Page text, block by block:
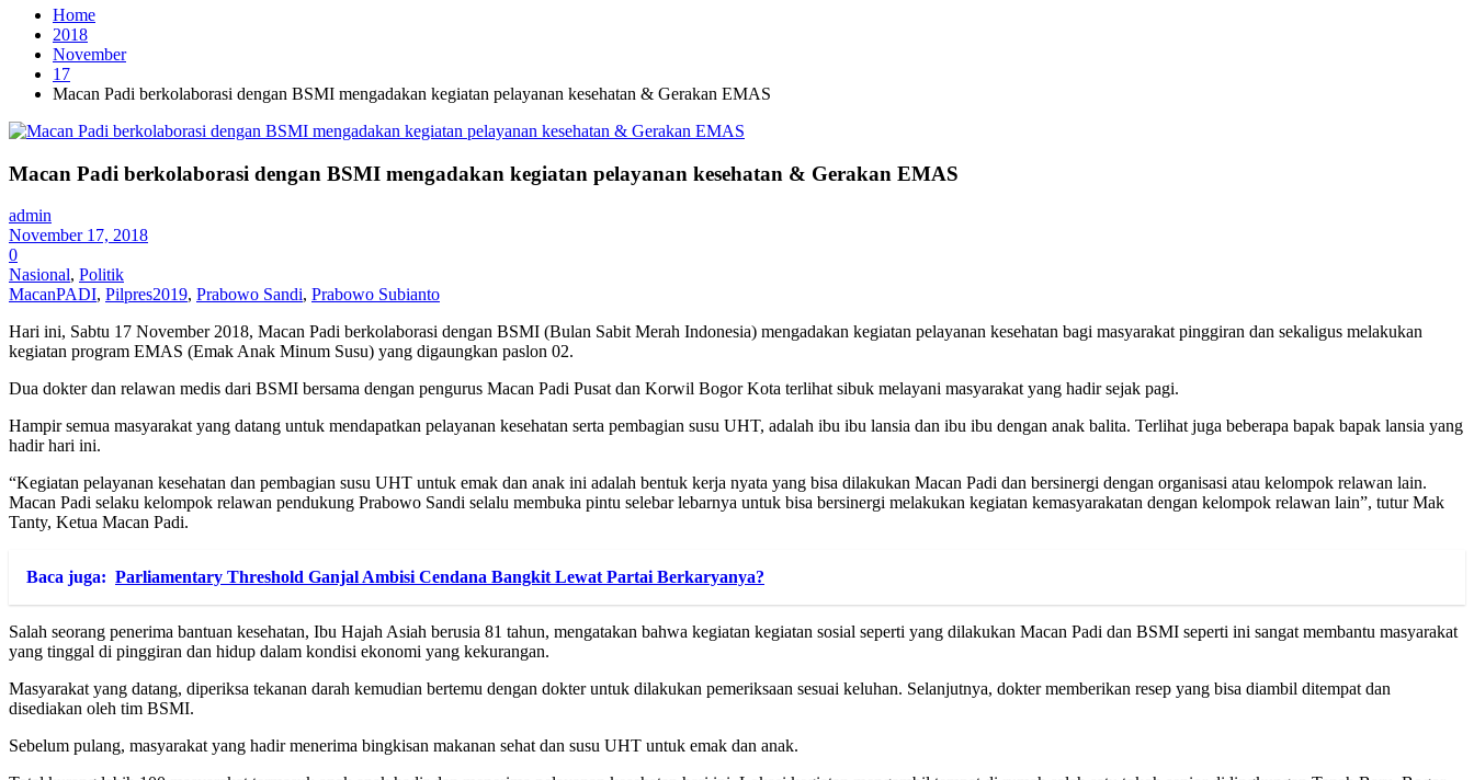
Home
2018
November
17
Macan Padi berkolaborasi dengan BSMI mengadakan kegiatan pelayanan kesehatan & Gerakan EMAS
Macan Padi berkolaborasi dengan BSMI mengadakan kegiatan pelayanan kesehatan & Gerakan EMAS
admin
November 17, 2018
0
Nasional, Politik
MacanPADI, Pilpres2019, Prabowo Sandi, Prabowo Subianto
Hari ini, Sabtu 17 November 2018, Macan Padi berkolaborasi dengan BSMI (Bulan Sabit Merah Indonesia) mengadakan kegiatan pelayanan kesehatan bagi masyarakat pinggiran dan sekaligus melakukan
kegiatan program EMAS (Emak Anak Minum Susu) yang digaungkan paslon 02.
Dua dokter dan relawan medis dari BSMI bersama dengan pengurus Macan Padi Pusat dan Korwil Bogor Kota terlihat sibuk melayani masyarakat yang hadir sejak pagi.
Hampir semua masyarakat yang datang untuk mendapatkan pelayanan kesehatan serta pembagian susu UHT, adalah ibu ibu lansia dan ibu ibu dengan anak balita. Terlihat juga beberapa bapak bapak lansia yang
hadir hari ini.
“Kegiatan pelayanan kesehatan dan pembagian susu UHT untuk emak dan anak ini adalah bentuk kerja nyata yang bisa dilakukan Macan Padi dan bersinergi dengan organisasi atau kelompok relawan lain.
Macan Padi selaku kelompok relawan pendukung Prabowo Sandi selalu membuka pintu selebar lebarnya untuk bisa bersinergi melakukan kegiatan kemasyarakatan dengan kelompok relawan lain”, tutur Mak
Tanty, Ketua Macan Padi.
Baca juga: Parliamentary Threshold Ganjal Ambisi Cendana Bangkit Lewat Partai Berkaryanya?
Salah seorang penerima bantuan kesehatan, Ibu Hajah Asiah berusia 81 tahun, mengatakan bahwa kegiatan kegiatan sosial seperti yang dilakukan Macan Padi dan BSMI seperti ini sangat membantu masyarakat
yang tinggal di pinggiran dan hidup dalam kondisi ekonomi yang kekurangan.
Masyarakat yang datang, diperiksa tekanan darah kemudian bertemu dengan dokter untuk dilakukan pemeriksaan sesuai keluhan. Selanjutnya, dokter memberikan resep yang bisa diambil ditempat dan
disediakan oleh tim BSMI.
Sebelum pulang, masyarakat yang hadir menerima bingkisan makanan sehat dan susu UHT untuk emak dan anak.